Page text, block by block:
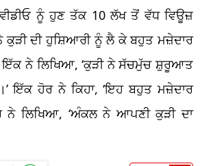
ਨੂੰ ਹੁਣ ਤੱਕ 10 ਲੱਖ ਤੋਂ ਵੱਧ ਵਿਊਜ਼
ਕੁੜੀ ਦੀ ਹੁਸ਼ਿਆਰੀ ਨੂੰ ਲੈ ਕੇ ਬਹੁਤ ਮਜ਼ੇਦਾਰ
ਇੱਕ ਨੇ ਲਿਖਿਆ, ‘ਕੁੜੀ ਨੇ ਸੱਚਮੁੱਚ ਸ਼ੁਰੂਆਤ
ਇੱਕ ਹੋਰ ਨੇ ਕਿਹਾ, ‘ਇਹ ਬਹੁਤ ਮਜ਼ੇਦਾਰ
ਨੇ ਲਿਖਿਆ, ‘ਅੰਕਲ ਨੇ ਆਪਣੀ ਕੁੜੀ ਦਾ